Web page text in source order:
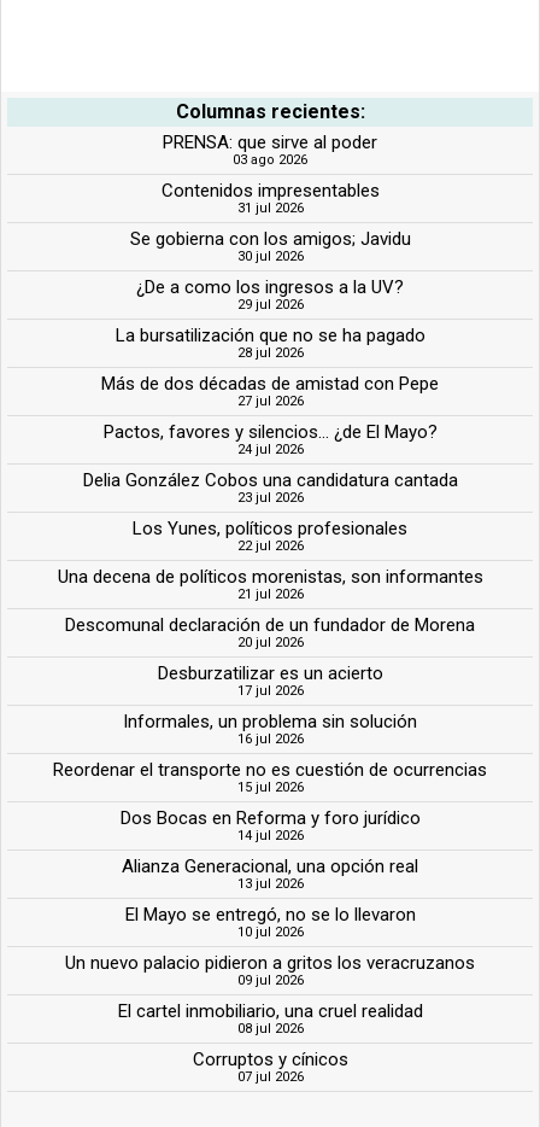
Columnas recientes:
PRENSA: que sirve al poder
03 ago 2026
Contenidos impresentables
31 jul 2026
Se gobierna con los amigos; Javidu
30 jul 2026
¿De a como los ingresos a la UV?
29 jul 2026
La bursatilización que no se ha pagado
28 jul 2026
Más de dos décadas de amistad con Pepe
27 jul 2026
Pactos, favores y silencios... ¿de El Mayo?
24 jul 2026
Delia González Cobos una candidatura cantada
23 jul 2026
Los Yunes, políticos profesionales
22 jul 2026
Una decena de políticos morenistas, son informantes
21 jul 2026
Descomunal declaración de un fundador de Morena
20 jul 2026
Desburzatilizar es un acierto
17 jul 2026
Informales, un problema sin solución
16 jul 2026
Reordenar el transporte no es cuestión de ocurrencias
15 jul 2026
Dos Bocas en Reforma y foro jurídico
14 jul 2026
Alianza Generacional, una opción real
13 jul 2026
El Mayo se entregó, no se lo llevaron
10 jul 2026
Un nuevo palacio pidieron a gritos los veracruzanos
09 jul 2026
El cartel inmobiliario, una cruel realidad
08 jul 2026
Corruptos y cínicos
07 jul 2026